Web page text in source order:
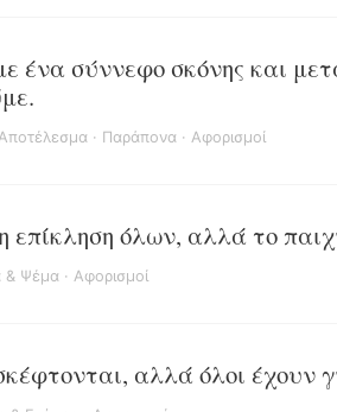
ένα σύννεφο σκόνης και
Αποτέλεσμα · Παράπονα · Αφορισμοί
επίκληση όλων, αλλά το
& Ψέμα · Αφορισμοί
αλλά όλοι έχουν